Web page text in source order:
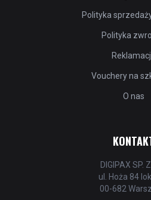
Polityka
Polityka
Vouchery na
O nas
DIGIPAX SP. Z
ul. Hoża 84
00-682